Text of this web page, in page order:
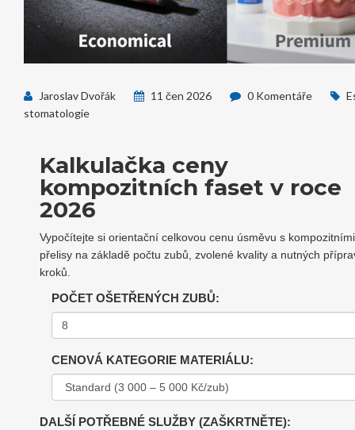
Jaroslav Dvořák 11 čen 2026 0 Komentáře
stomatologie
Kalkulačka ceny
kompozitních faset v roce
2026
Vypočítejte si orientační celkovou cenu úsměvu s kompozitními
přelisy na základě počtu zubů, zvolené kvality a nutných
kroků.
POČET OŠETŘENÝCH ZUBŮ:
CENOVÁ KATEGORIE MATERIÁLU:
DALŠÍ POTŘEBNÉ SLUŽBY (ZAŠKRTNĚTE):